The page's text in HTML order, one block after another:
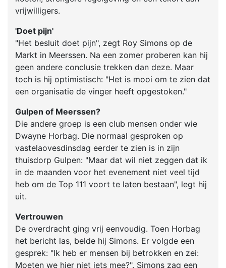
vrijwilligers.
'Doet pijn'
"Het besluit doet pijn", zegt Roy Simons op de
Markt in Meerssen. Na een zomer proberen kan hij
geen andere conclusie trekken dan deze. Maar
toch is hij optimistisch: "Het is mooi om te zien dat
een organisatie de vinger heeft opgestoken."
Gulpen of Meerssen?
Die andere groep is een club mensen onder wie
Dwayne Horbag. Die normaal gesproken op
vastelaovesdinsdag eerder te zien is in zijn
thuisdorp Gulpen: "Maar dat wil niet zeggen dat ik
in de maanden voor het evenement niet veel tijd
heb om de Top 111 voort te laten bestaan", legt hij
uit.
Vertrouwen
De overdracht ging vrij eenvoudig. Toen Horbag
het bericht las, belde hij Simons. Er volgde een
gesprek: "Ik heb er mensen bij betrokken en zei:
Moeten we hier niet iets mee?". Simons zag een